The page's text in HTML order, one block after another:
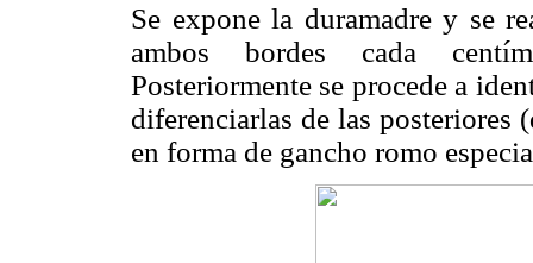
Se expone la duramadre y se
ambos bordes cada
Posteriormente se procede a
diferenciarlas de las posteriores
en forma de gancho romo